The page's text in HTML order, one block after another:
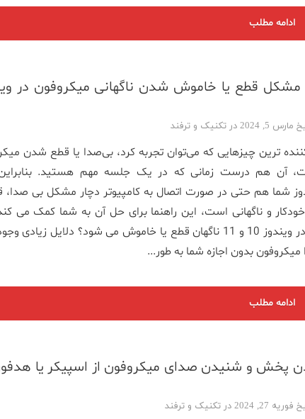
ادامه مطلب
قطع یا خاموش شدن ناگهانی میکروفون در
5, 2024 در تکنیک و ترفند
‌ترین چیزهایی که می‌توان تجربه کرد، بی‌صدا یا قطع شدن
آن هم درست زمانی که در یک جلسه مهم هستید.
شما هم حتی در صورت اتصال به کامپیوتر دچار مشکل بی صدا،
و ناگهانی است، این راهنما برای حل آن به شما کمک می
میکروفون من در ویندوز 10 و 11 ناگهان قطع یا خاموش می شود؟ دلایل زیادی
میکروفون بدون اجازه شما به طور...
ادامه مطلب
پخش و شنیدن صدای میکروفون از اسپیکر یا
27, 2024 در تکنیک و ترفند
اگه